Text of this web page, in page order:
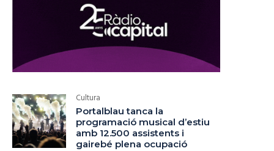
Cultura
Portalblau tanca la
programació musical d’estiu
amb 12.500 assistents i
gairebé plena ocupació